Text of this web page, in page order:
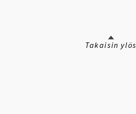
Takaisin ylös